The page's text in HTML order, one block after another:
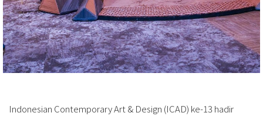
Indonesian Contemporary Art & Design (ICAD) ke-13 hadir